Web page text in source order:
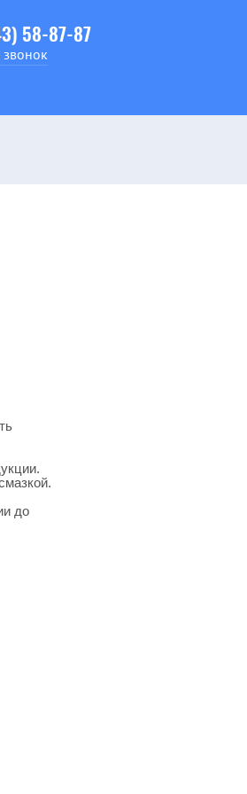
58-87-87
звонок
до